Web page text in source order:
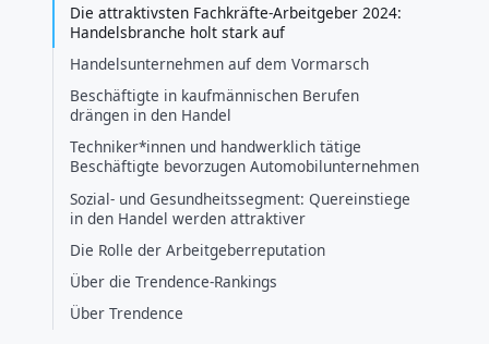
Die attraktivsten Fachkräfte-Arbeitgeber 2024:
Handelsbranche holt stark auf
Handelsunternehmen auf dem Vormarsch
Beschäftigte in kaufmännischen Berufen
drängen in den Handel
Techniker*innen und handwerklich tätige
Beschäftigte bevorzugen Automobilunternehmen
Sozial- und Gesundheitssegment: Quereinstiege
in den Handel werden attraktiver
Die Rolle der Arbeitgeberreputation
Über die Trendence-Rankings
Über Trendence